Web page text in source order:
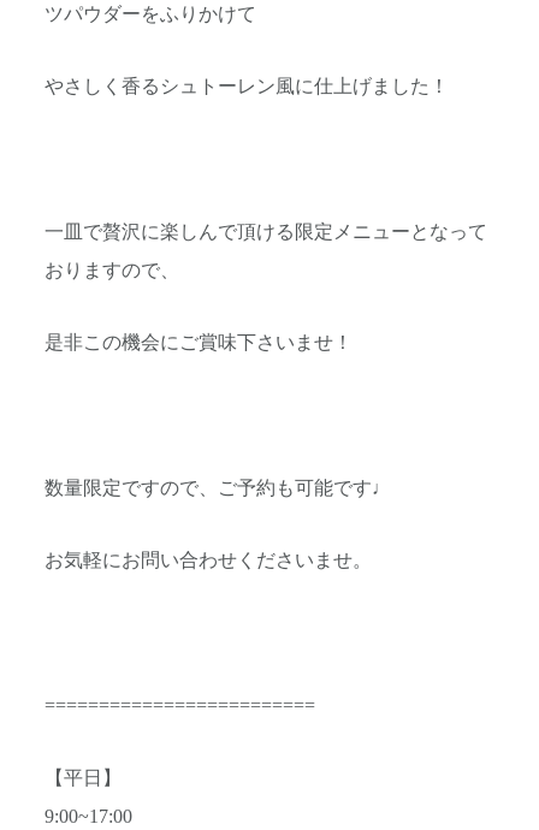
ツパウダーをふりかけて
やさしく香るシュトーレン風に仕上げました！
一皿で贅沢に楽しんで頂ける限定メニューとなって
おりますので、
是非この機会にご賞味下さいませ！
数量限定ですので、ご予約も可能です♩
お気軽にお問い合わせくださいませ。
=========================
【平日】
9:00~17:00